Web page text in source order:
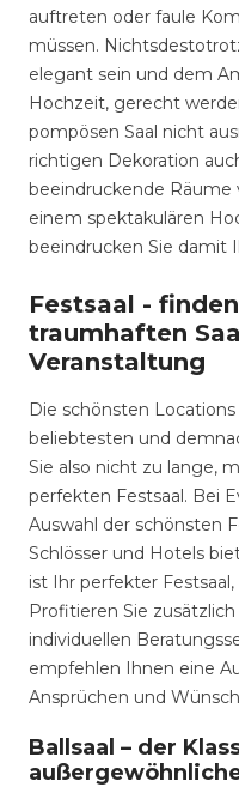
auftreten oder faule
müssen.
elegant sein und dem
Hochzeit, gerecht
pompösen Saal nicht
richtigen Dekoration
beeindruckende Räume
einem spektakulären
beeindrucken Sie damit
Festsaal -
traumhaften
Veranstaltung
Die schönsten
beliebtesten und
Sie also nicht zu lange,
perfekten Festsaal. Bei
Auswahl der schönsten
Schlösser und Hotels
ist Ihr perfekter
Profitieren Sie
individuellen
empfehlen Ihnen eine
Ansprüchen und
Ballsaal – der